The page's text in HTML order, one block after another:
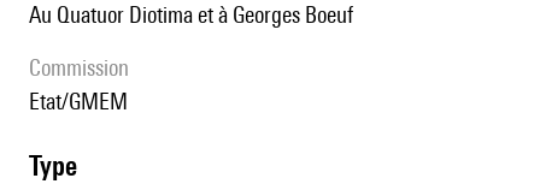
au Quatuor Diotima et à Georges Boeuf
Commission
Etat/GMEM
type